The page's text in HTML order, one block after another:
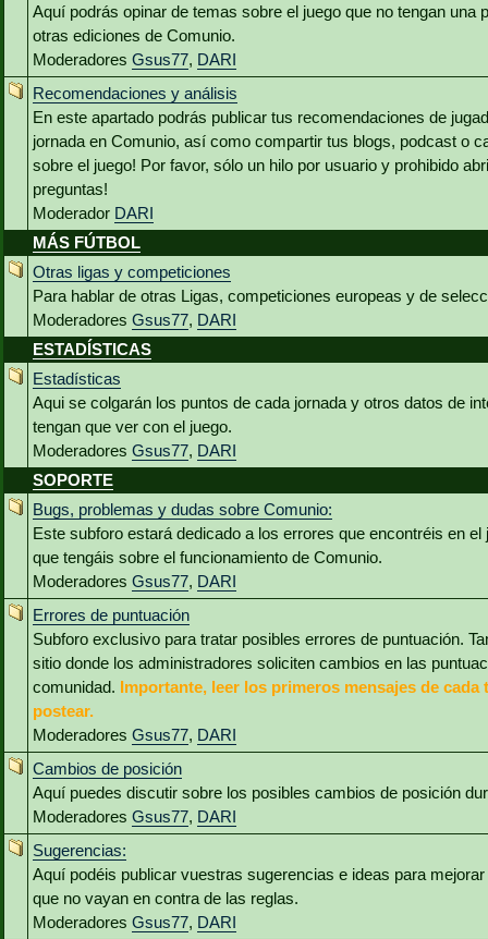
Aquí podrás opinar de temas sobre el juego que no tengan una
otras ediciones de Comunio.
Moderadores Gsus77, DARI
Recomendaciones y análisis
En este apartado podrás publicar tus recomendaciones de
jornada en Comunio, así como compartir tus blogs, podcast o
sobre el juego! Por favor, sólo un hilo por usuario y prohibido
preguntas!
Moderador DARI
MÁS FÚTBOL
Otras ligas y competiciones
Para hablar de otras Ligas, competiciones europeas y de
Moderadores Gsus77, DARI
ESTADÍSTICAS
Estadísticas
Aqui se colgarán los puntos de cada jornada y otros datos de
tengan que ver con el juego.
Moderadores Gsus77, DARI
SOPORTE
Bugs, problemas y dudas sobre Comunio:
Este subforo estará dedicado a los errores que encontréis en el
que tengáis sobre el funcionamiento de Comunio.
Moderadores Gsus77, DARI
Errores de puntuación
Subforo exclusivo para tratar posibles errores de puntuación.
sitio donde los administradores soliciten cambios en las
comunidad. Importante, leer los primeros mensajes de cada
postear.
Moderadores Gsus77, DARI
Cambios de posición
Aquí puedes discutir sobre los posibles cambios de posición
Moderadores Gsus77, DARI
Sugerencias:
Aquí podéis publicar vuestras sugerencias e ideas para
que no vayan en contra de las reglas.
Moderadores Gsus77, DARI